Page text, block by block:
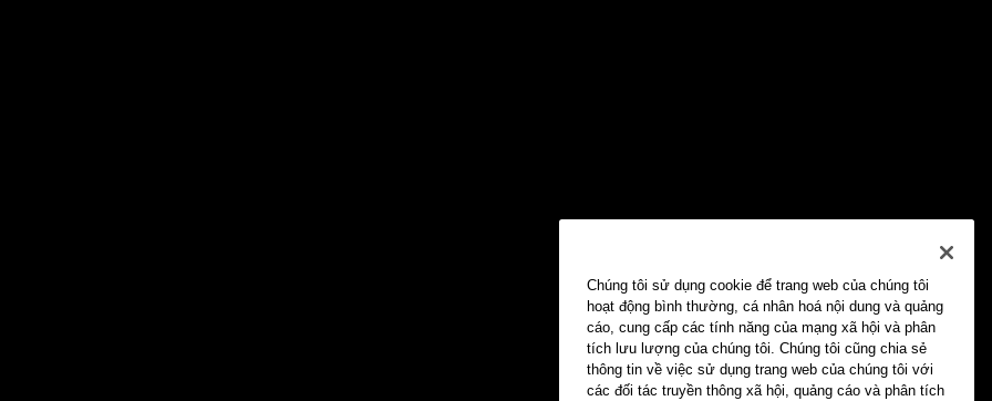
Chúng tôi sử dụng cookie để trang web của chúng tôi
hoạt động bình thường, cá nhân hoá nội dung và quảng
cáo, cung cấp các tính năng của mạng xã hội và phân
tích lưu lượng của chúng tôi. Chúng tôi cũng chia sẻ
thông tin về việc sử dụng trang web của chúng tôi với
các đối tác truyền thông xã hội, quảng cáo và phân tích